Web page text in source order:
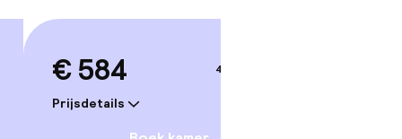
€ 584
Prijsdetails
4–5 sep.